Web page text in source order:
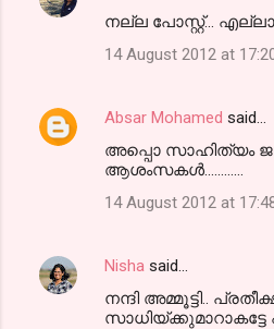
നല്ല പോസ്റ്റ്‌...
14 August 2012 at
Absar Mohamed said…
അപ്പൊ സാഹിത്യം
ആശംസകള്‍............
14 August 2012 at
Nisha said…
നന്ദി അമ്മൂട്ടി..